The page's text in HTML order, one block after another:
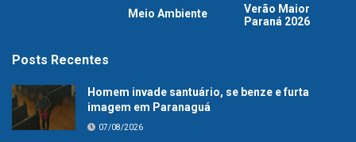
Meio Ambiente
Verão Maior
Paraná 2026
Posts Recentes
Homem invade santuário, se benze e furta
imagem em Paranaguá
07/08/2026